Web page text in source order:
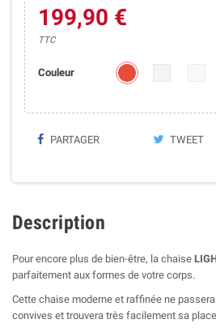
199,90 €
TTC
Couleur
PARTAGER TWEET
Description
Pour encore plus de bien-être, la chaise
parfaitement aux formes de votre corps.
Cette chaise moderne et raffinée ne
convives et trouvera très facilement sa